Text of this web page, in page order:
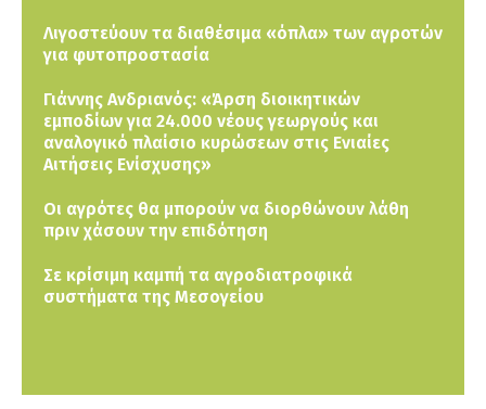
Λιγοστεύουν τα διαθέσιμα «όπλα» των αγροτών
για φυτοπροστασία
Γιάννης Ανδριανός: «Άρση διοικητικών
εμποδίων για 24.000 νέους γεωργούς και
αναλογικό πλαίσιο κυρώσεων στις Ενιαίες
Αιτήσεις Ενίσχυσης»
Οι αγρότες θα μπορούν να διορθώνουν λάθη
πριν χάσουν την επιδότηση
Σε κρίσιμη καμπή τα αγροδιατροφικά
συστήματα της Μεσογείου